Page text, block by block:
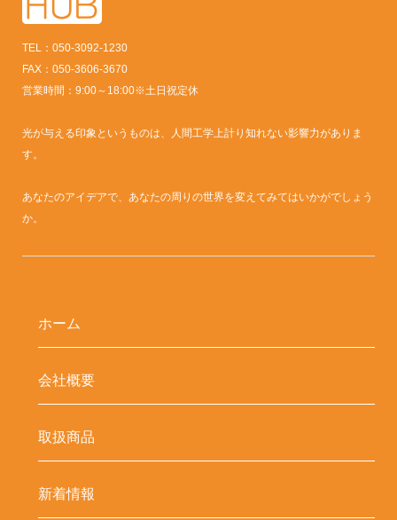
TEL：050-3092-1230
FAX：050-3606-3670
営業時間：9:00～18:00※土日祝定休
光が与える印象というものは、人間工学上計り知れない影響力がありま
す。
あなたのアイデアで、あなたの周りの世界を変えてみてはいかがでしょう
か。
ホーム
会社概要
取扱商品
新着情報